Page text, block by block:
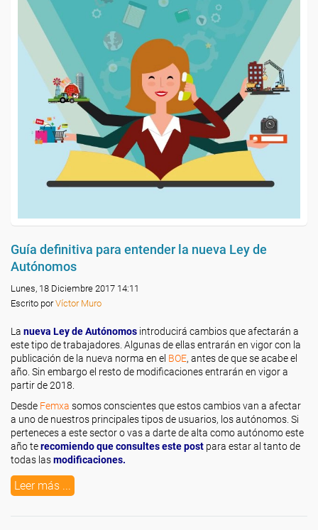
Guía definitiva para entender la nueva Ley de
Autónomos
Lunes, 18 Diciembre 2017 14:11
Escrito porVíctor Muro
La nueva Ley de Autónomos introducirá cambios que afectarán a
este tipo de trabajadores. Algunas de ellas entrarán en vigor con la
publicación de la nueva norma en el BOE, antes de que se acabe el
año. Sin embargo el resto de modificaciones entrarán en vigor a
partir de 2018.
Desde Femxa somos conscientes que estos cambios van a afectar
a uno de nuestros principales tipos de usuarios, los autónomos. Si
perteneces a este sector o vas a darte de alta como autónomo este
año terecomiendo que consultes este post para estar al tanto de
todas lasmodificaciones.
Leer más ...